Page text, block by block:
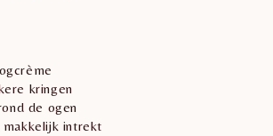
kringen
de ogen
intrekt